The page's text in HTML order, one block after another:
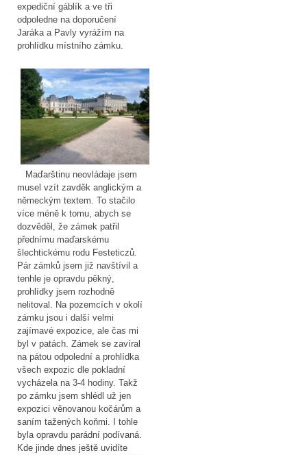
expediční gáblík a ve tři
odpoledne na doporučení
Jaráka a Pavly vyrážím na
prohlídku místního zámku.
Maďarštinu neovládaje jsem
musel vzít zavděk anglickým a
německým textem. To stačilo
více méně k tomu, abych se
dozvěděl, že zámek patřil
přednímu maďarskému
šlechtickému rodu Festeticzů.
Pár zámků jsem již navštívil a
tenhle je opravdu pěkný,
prohlídky jsem rozhodně
nelitoval. Na pozemcích v okolí
zámku jsou i další velmi
zajímavé expozice, ale čas mi
byl v patách. Zámek se zavíral
na pátou odpolední a prohlídka
všech expozic dle pokladní
vycházela na 3-4 hodiny. Takž
po zámku jsem shlédl už jen
expozici věnovanou kočárům a
saním tažených koňmi. I tohle
byla opravdu parádní podívaná.
Kde jinde dnes ještě uvidíte